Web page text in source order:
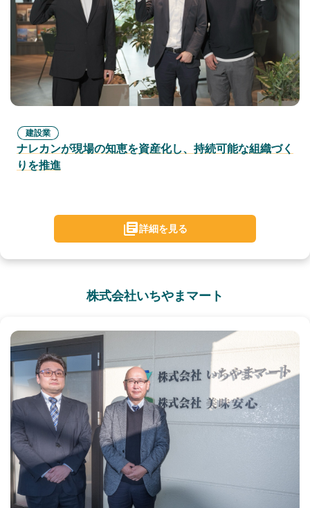
建設業
ナレカンが現場の知恵を資産化し、持続可能な組織づく
りを推進
詳細を見る
株式会社いちやまマート